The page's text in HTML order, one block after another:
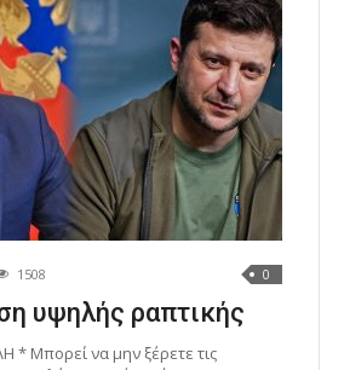
1508 0
υψηλής ραπτικής
* Μπορεί να μην ξέρετε τις